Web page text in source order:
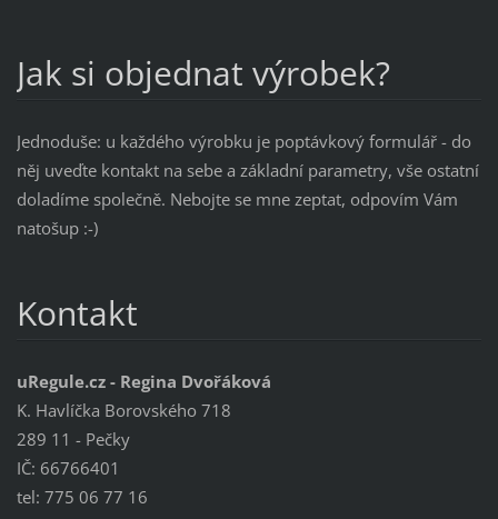
Jak si objednat výrobek?
Jednoduše: u každého výrobku je poptávkový formulář - do
něj uveďte kontakt na sebe a základní parametry, vše ostatní
doladíme společně. Nebojte se mne zeptat, odpovím Vám
natošup :-)
Kontakt
uRegule.cz - Regina Dvořáková
K. Havlíčka Borovského 718
289 11 - Pečky
IČ: 66766401
tel: 775 06 77 16